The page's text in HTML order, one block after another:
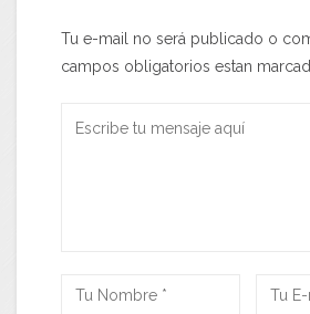
Tu e-mail no será publicado o
campos obligatorios estan